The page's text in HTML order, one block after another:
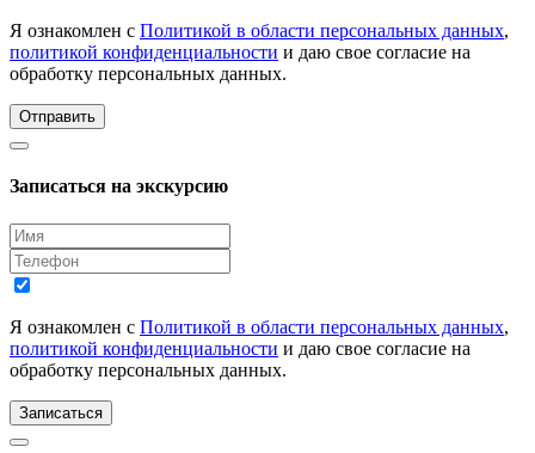
Я ознакомлен с Политикой в области персональных данных,
политикой конфиденциальности и даю свое согласие на
обработку персональных данных.
Отправить
Записаться на экскурсию
Я ознакомлен с Политикой в области персональных данных,
политикой конфиденциальности и даю свое согласие на
обработку персональных данных.
Записаться